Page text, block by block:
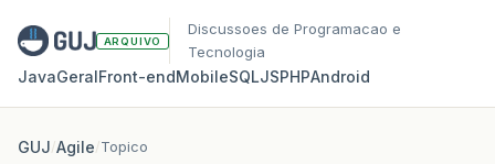
ARQUIVO
Discussoes de Programacao e
Tecnologia
JavaGeralFront‑endMobileSQLJSPHPAndroid
GUJ/Agile/Topico